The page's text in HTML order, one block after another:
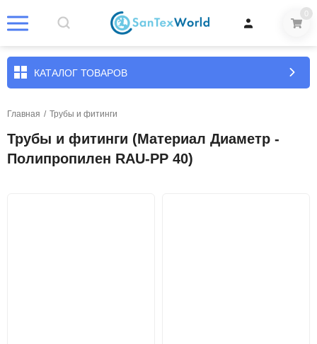
0
КАТАЛОГ ТОВАРОВ
Главная / Трубы и фитинги
Трубы и фитинги (Материал Диаметр -
Полипропилен RAU-PP 40)